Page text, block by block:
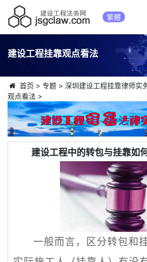
繁體
建设工程挂靠观点看法
首页 > 专题> 深圳建设工程挂靠律师实
观点看法 >
建设工程中的转包与挂靠如
一般而言，区分转包和